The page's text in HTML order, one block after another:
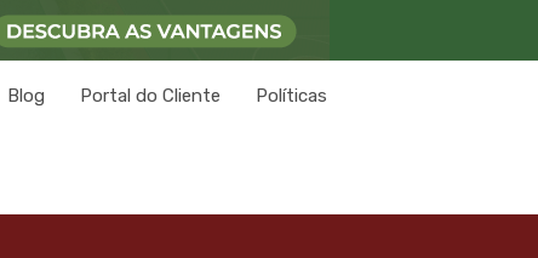
Blog Portal do Cliente Políticas